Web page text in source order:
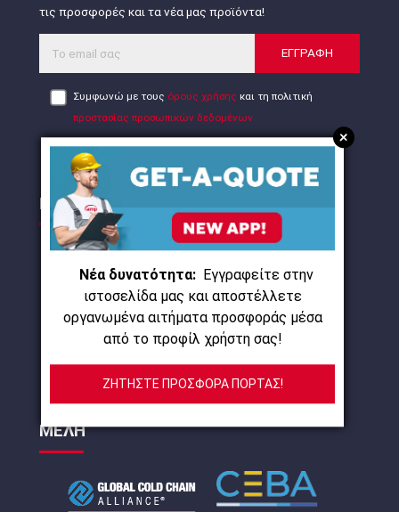
+
Νέα δυνατότητα: Εγγραφείτε στην
ιστοσελίδα μας και αποστέλλετε
οργανωμένα αιτήματα προσφοράς μέσα
από το προφίλ χρήστη σας!
ΖΗΤΗΣΤΕ ΠΡΟΣΦΟΡΑ ΠΟΡΤΑΣ!
τις προσφορές και τα νέα μας προϊόντα!
ΕΓΓΡΑΦΗ
Συμφωνώ με τους όρους χρήσης και τη πολιτική
προστασίας προσωπικών δεδομένων
ΠΙΣΤΟΠΟΙΗΣΕΙΣ
ΜΕΛΗ